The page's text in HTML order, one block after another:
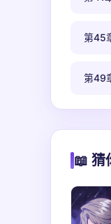
第45
第49
📖 猜